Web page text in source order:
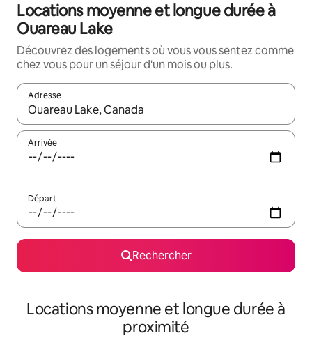
Locations moyenne et longue durée à
Ouareau Lake
Découvrez des logements où vous vous sentez comme
chez vous pour un séjour d'un mois ou plus.
Adresse
Lorsque les résultats s'affichent, utilisez les flèches vers le
Arrivée
Départ
Rechercher
Locations moyenne et longue durée à
proximité